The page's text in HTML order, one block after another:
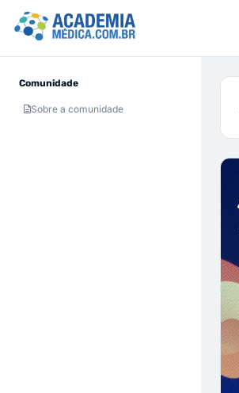
Comunidade
Sobre a comunidade